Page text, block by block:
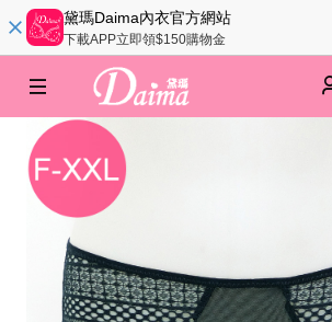
黛瑪Daima內衣官方網站
下載APP立即領$150購物金